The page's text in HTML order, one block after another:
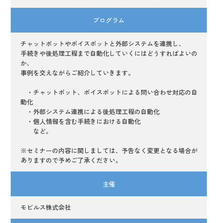
プログラム
チャットボットやボイスボットと外部システムを連携し、
手続きや後処理工程まで自動化していくにはどうすればよいの
か、
事例を交えながらご紹介していきます。
・チャットボット、ボイスボットによる問い合わせ対応の自
動化
・外部システム連携による後処理工程の自動化
・個人情報を含む手続きにおける自動化
など。
※セミナーの内容に関しましては、予告なく変更となる場合が
ありますので予めご了承ください。
主催
モビルス株式会社